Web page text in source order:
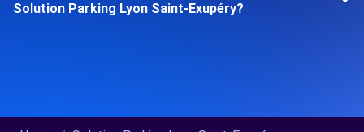
Solution Parking Lyon Saint-Exupéry?